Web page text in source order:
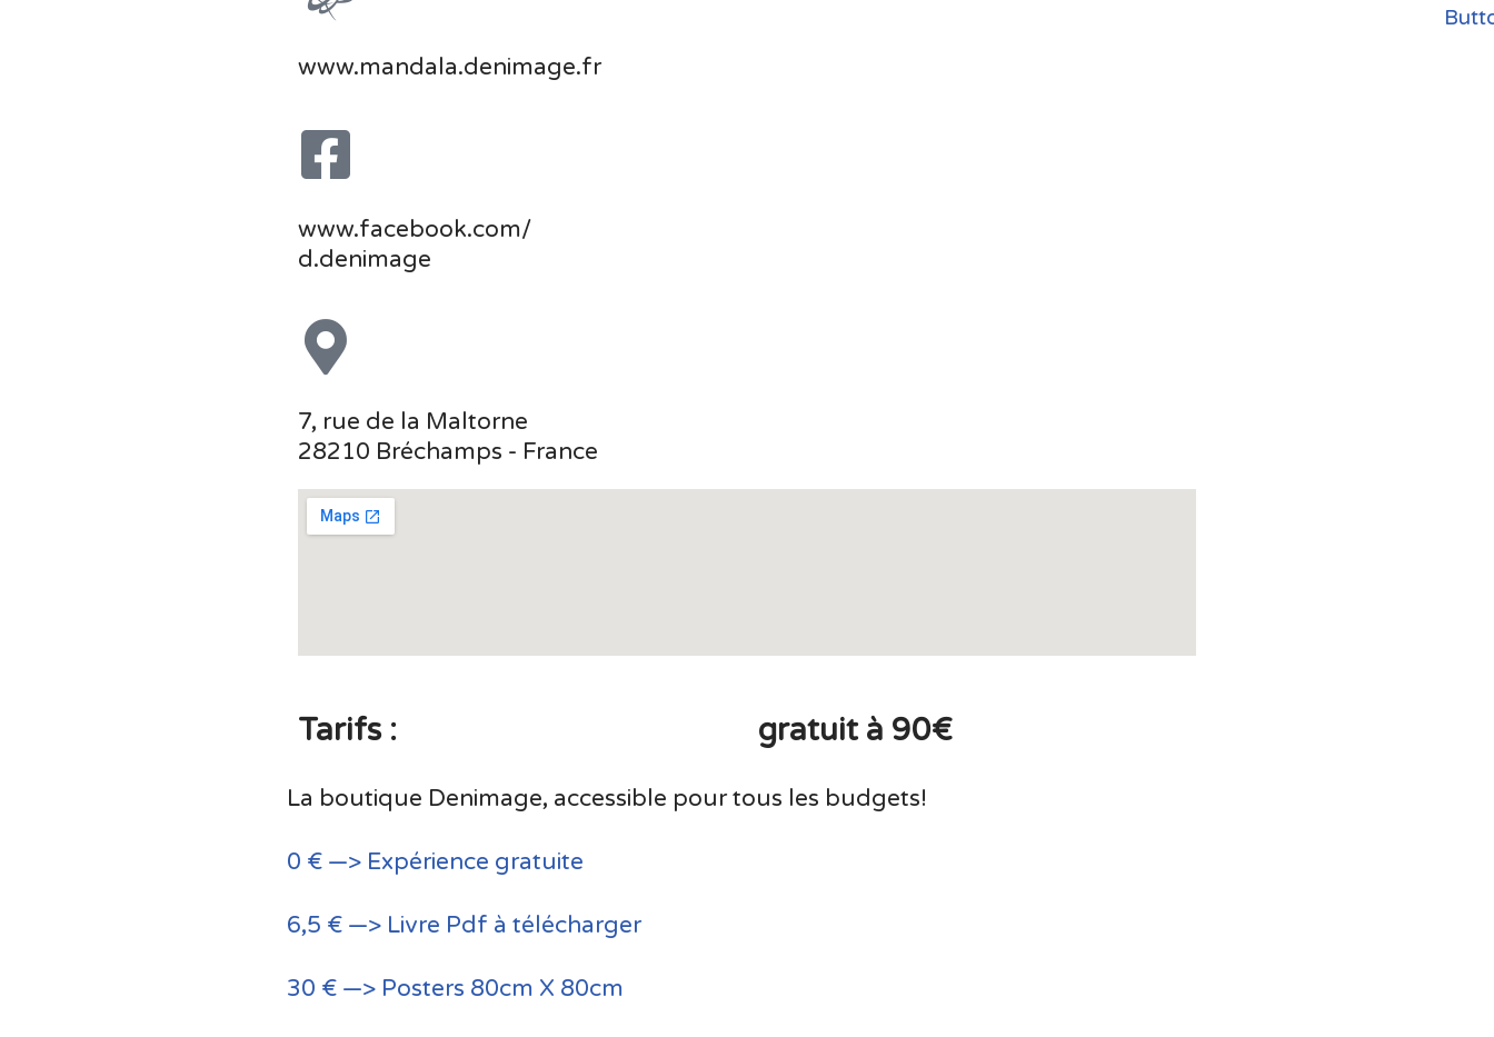
www.mandala.denimage.fr
www.facebook.com/
d.denimage
7, rue de la Maltorne
28210 Bréchamps - France
Tarifs : gratuit à 90€
La boutique Denimage, accessible pour tous les budgets!
0 € —> Expérience gratuite
6,5 € —> Livre Pdf à télécharger
30 € —> Posters 80cm X 80cm